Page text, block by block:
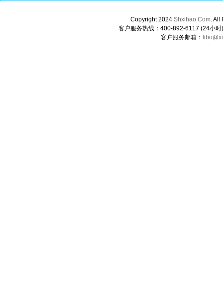
Copyright 2024 Shxihao.Com. All
客户服务热线：400-892-6117 (24小
客户服务邮箱：